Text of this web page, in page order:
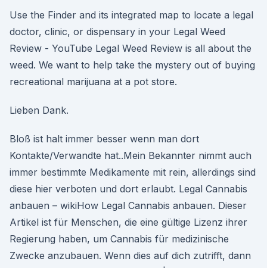
Use the Finder and its integrated map to locate a legal
doctor, clinic, or dispensary in your Legal Weed
Review - YouTube Legal Weed Review is all about the
weed. We want to help take the mystery out of buying
recreational marijuana at a pot store.
Lieben Dank.
Bloß ist halt immer besser wenn man dort
Kontakte/Verwandte hat..Mein Bekannter nimmt auch
immer bestimmte Medikamente mit rein, allerdings sind
diese hier verboten und dort erlaubt. Legal Cannabis
anbauen – wikiHow Legal Cannabis anbauen. Dieser
Artikel ist für Menschen, die eine gültige Lizenz ihrer
Regierung haben, um Cannabis für medizinische
Zwecke anzubauen. Wenn dies auf dich zutrifft, dann